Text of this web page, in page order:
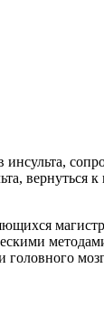
инсульта,
вернуться
головного